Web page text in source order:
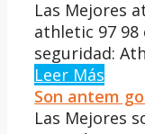
Las Mejores
athletic 97 98
seguridad:
Leer Más
Son antem
Las Mejores